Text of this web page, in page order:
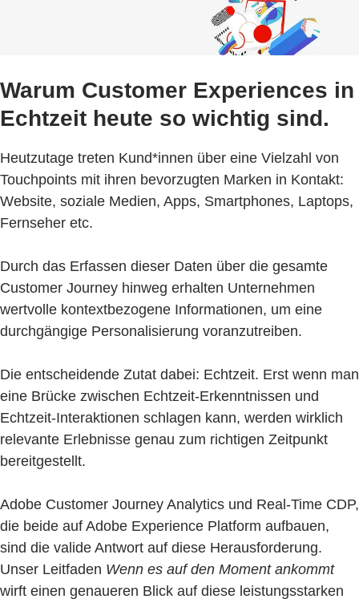
Warum Customer Experiences in
Echtzeit heute so wichtig sind.
Heutzutage treten Kund*innen über eine Vielzahl von
Touchpoints mit ihren bevorzugten Marken in Kontakt:
Website, soziale Medien, Apps, Smartphones, Laptops,
Fernseher etc.
Durch das Erfassen dieser Daten über die gesamte
Customer Journey hinweg erhalten Unternehmen
wertvolle kontextbezogene Informationen, um eine
durchgängige Personalisierung voranzutreiben.
Die entscheidende Zutat dabei: Echtzeit. Erst wenn man
eine Brücke zwischen Echtzeit-Erkenntnissen und
Echtzeit-Interaktionen schlagen kann, werden wirklich
relevante Erlebnisse genau zum richtigen Zeitpunkt
bereitgestellt.
Adobe Customer Journey Analytics und Real-Time CDP,
die beide auf Adobe Experience Platform aufbauen,
sind die valide Antwort auf diese Herausforderung.
Unser Leitfaden Wenn es auf den Moment ankommt
wirft einen genaueren Blick auf diese leistungsstarken